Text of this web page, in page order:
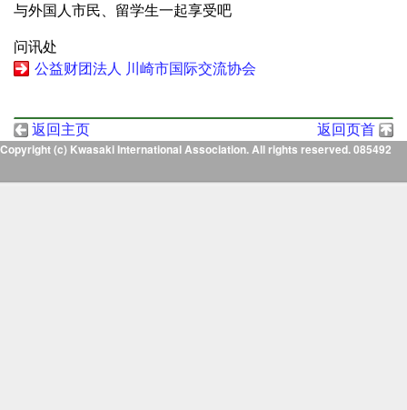
与外国人市民、留学生一起享受吧
问讯处
公益财团法人 川崎市国际交流协会
返回主页 返回页首
Copyright (c) Kwasaki International Association. All rights reserved. 085492